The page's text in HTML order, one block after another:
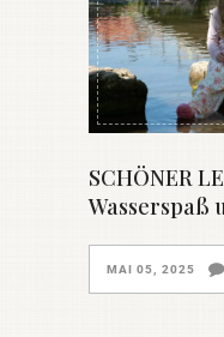
SCHÖNER
MAI 05, 2025